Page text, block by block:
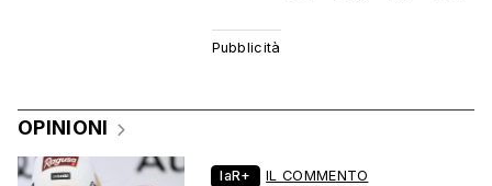
OPINIONI
laR+ IL COMMENTO